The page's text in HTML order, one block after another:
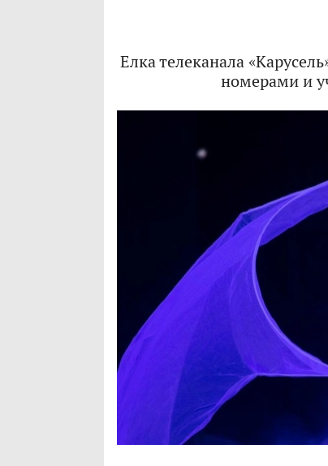
Елка телеканала
номерами и